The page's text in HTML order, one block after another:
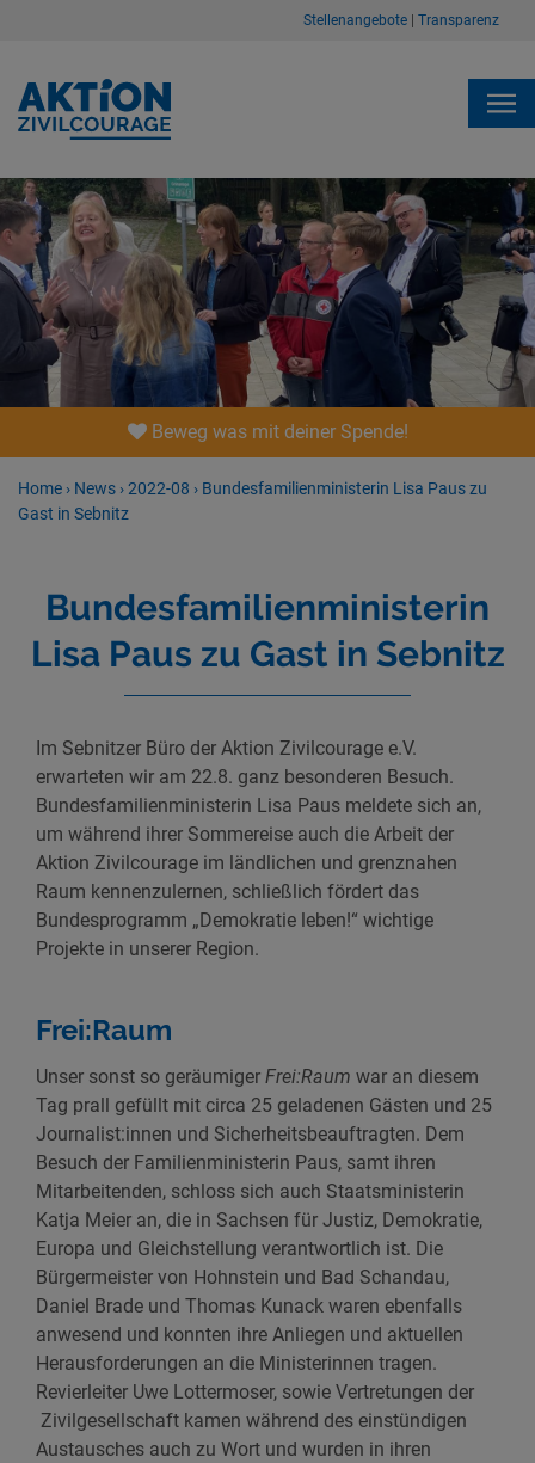
Stellenangebote Transparenz
Beweg was mit deiner Spende!
Home › News ›2022-08 › Bundesfamilienministerin Lisa Paus zu
Gast in Sebnitz
Bundesfamilienministerin
Lisa Paus zu Gast in Sebnitz
Im Sebnitzer Büro der Aktion Zivilcourage e.V.
erwarteten wir am 22.8. ganz besonderen Besuch.
Bundesfamilienministerin Lisa Paus meldete sich an,
um während ihrer Sommereise auch die Arbeit der
Aktion Zivilcourage im ländlichen und grenznahen
Raum kennenzulernen, schließlich fördert das
Bundesprogramm „Demokratie leben!“ wichtige
Projekte in unserer Region.
Frei:Raum
Unser sonst so geräumiger Frei:Raum war an diesem
Tag prall gefüllt mit circa 25 geladenen Gästen und 25
Journalist:innen und Sicherheitsbeauftragten. Dem
Besuch der Familienministerin Paus, samt ihren
Mitarbeitenden, schloss sich auch Staatsministerin
Katja Meier an, die in Sachsen für Justiz, Demokratie,
Europa und Gleichstellung verantwortlich ist. Die
Bürgermeister von Hohnstein und Bad Schandau,
Daniel Brade und Thomas Kunack waren ebenfalls
anwesend und konnten ihre Anliegen und aktuellen
Herausforderungen an die Ministerinnen tragen.
Revierleiter Uwe Lottermoser, sowie Vertretungen der
Zivilgesellschaft kamen während des einstündigen
Austausches auch zu Wort und wurden in ihren